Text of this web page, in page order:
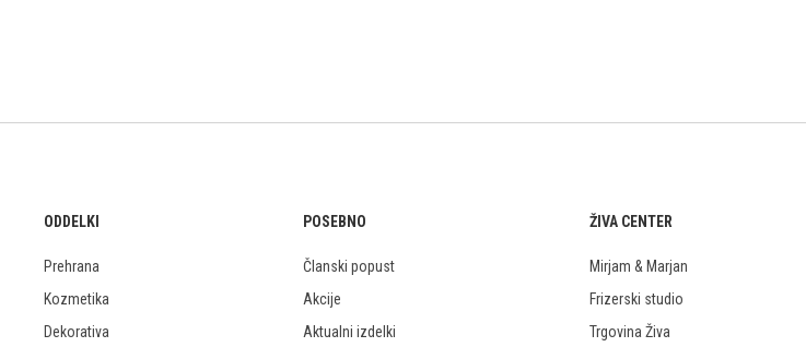
ODDELKI
Prehrana
Kozmetika
Dekorativa
POSEBNO
Članski popust
Akcije
Aktualni izdelki
ŽIVA CENTER
Mirjam & Marjan
Frizerski studio
Trgovina Živa